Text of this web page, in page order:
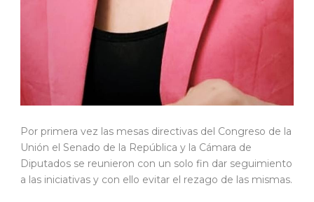
Por primera vez las mesas directivas del Congreso de la
Unión el Senado de la República y la Cámara de
Diputados se reunieron con un solo fin dar seguimiento
a las iniciativas y con ello evitar el rezago de las mismas.